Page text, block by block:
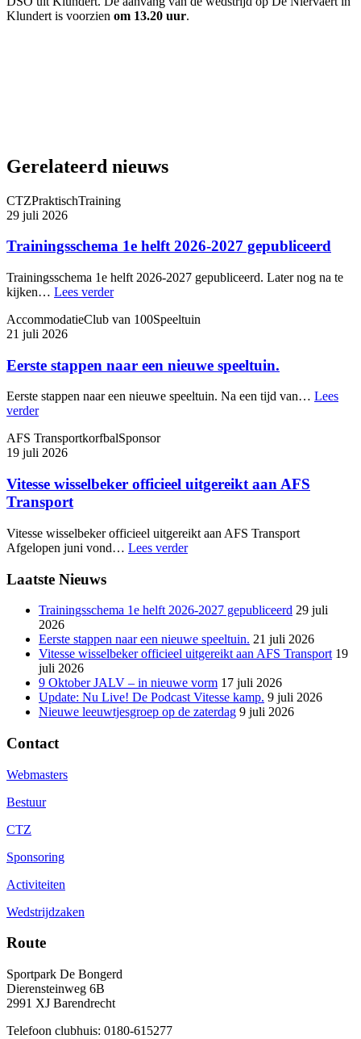
Klundert is voorzien om 13.20 uur.
Gerelateerd nieuws
CTZPraktischTraining
29 juli 2026
Trainingsschema 1e helft 2026-2027 gepubliceerd
Trainingsschema 1e helft 2026-2027 gepubliceerd. Later nog na te
kijken… Lees verder
AccommodatieClub van 100Speeltuin
21 juli 2026
Eerste stappen naar een nieuwe speeltuin.
Eerste stappen naar een nieuwe speeltuin. Na een tijd van… Lees
verder
AFS TransportkorfbalSponsor
19 juli 2026
Vitesse wisselbeker officieel uitgereikt aan AFS
Transport
Vitesse wisselbeker officieel uitgereikt aan AFS Transport
Afgelopen juni vond… Lees verder
Laatste Nieuws
Trainingsschema 1e helft 2026-2027 gepubliceerd 29 juli
2026
Eerste stappen naar een nieuwe speeltuin. 21 juli 2026
Vitesse wisselbeker officieel uitgereikt aan AFS Transport 19
juli 2026
9 Oktober JALV – in nieuwe vorm 17 juli 2026
Update: Nu Live! De Podcast Vitesse kamp. 9 juli 2026
Nieuwe leeuwtjesgroep op de zaterdag 9 juli 2026
Contact
Webmasters
Bestuur
CTZ
Sponsoring
Activiteiten
Wedstrijdzaken
Route
Sportpark De Bongerd
Dierensteinweg 6B
2991 XJ Barendrecht
Telefoon clubhuis: 0180-615277